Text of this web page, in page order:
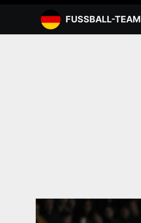
FUSSBALL-TEAM